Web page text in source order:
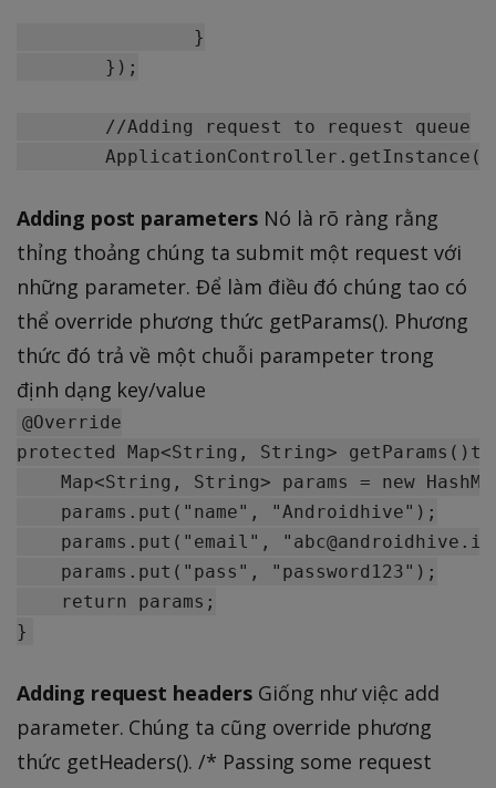
Adding post parametersNó là rõ ràng rằng
thỉng thoảng chúng ta submit một request với
những parameter. Để làm điều đó chúng tao có
thể override phương thức getParams(). Phương
thức đó trả về một chuỗi parampeter trong
định dạng key/value
@Override
protected Map<String, String>
Map<String, String> params = new
    params.put("name", "Androidhive");
params.put("email",
    params.put("pass", "password123");
    return params;
Adding request headersGiống như việc add
parameter. Chúng ta cũng override phương
thức getHeaders(). /* Passing some request